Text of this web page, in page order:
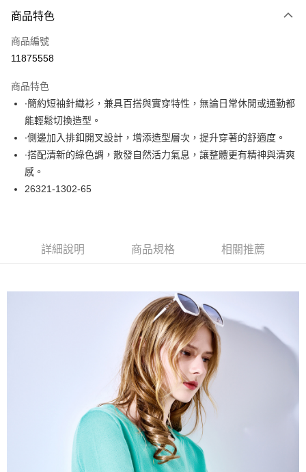
信用卡一次付款
超商取貨付款
Apple Pay
悠遊付
大哥付你分期
相關說明
1.本服務由台灣大哥大提供，台灣大哥大用戶可立即使用無須另外申請。
3.實際核准額度、可分期數及費用金額請依後續交易確認頁面所載為準。
4.訂單成立30分鐘內，如未前往確認交易或遇審核未通過，訂單將自動取
【繳款方式說明】
1.分期款項不併入電信帳單，「大哥付你分期」於每月結算日後寄送繳費提
2.透過簡訊連結打開帳單後，可選擇「超商條碼／台灣大直營門市／銀行轉
帳／街口支付／iPASS MONEY」等通路繳費。
1.本服務係由「台灣大哥大股份有限公司」（以下簡稱本公司）所提供，讓
用戶於交易時，得透過本服務購買商品或服務，並由商店將買賣／分期付款
買賣價金債權讓與本公司後，依約使用本公司帳單繳交帳款。
2.基於同意付款使用「大哥付你分期」之契約關係目的，商店將以您的個人
資料（包含姓名、電話或地址）提供予台灣大哥大進項蒐集、處理及利用，
由本公司與您本人進行分期帳單所需資料之確認、核對及更正。
3.完整用戶服務條款，請詳閱以下連結：https://oppay.tw/userRule
ATM付款
全家取貨付款
付款後全家取貨
每筆NT$60，滿NT$1,000(含以上)免運費
每筆NT$60，滿NT$1,000(含以上)免運費
每筆NT$60，滿NT$1,000(含以上)免運費
每筆NT$80，滿NT$1,000(含以上)免運費
商品特色
商品編號
11875558
商品特色
∙簡約短袖針織衫，兼具百搭與實穿特性，無論日常休閒或通勤都
能輕鬆切換造型。
∙側邊加入排釦開叉設計，增添造型層次，提升穿著的舒適度。
∙搭配清新的綠色調，散發自然活力氣息，讓整體更有精神與清爽
感。
26321-1302-65
詳細說明 商品規格 相關推薦